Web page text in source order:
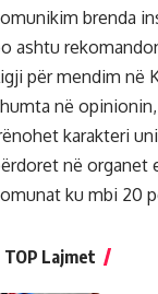
brenda
ashtu
për mendim në
në
karakteri
në organet
ku mbi 20
TOP Lajmet